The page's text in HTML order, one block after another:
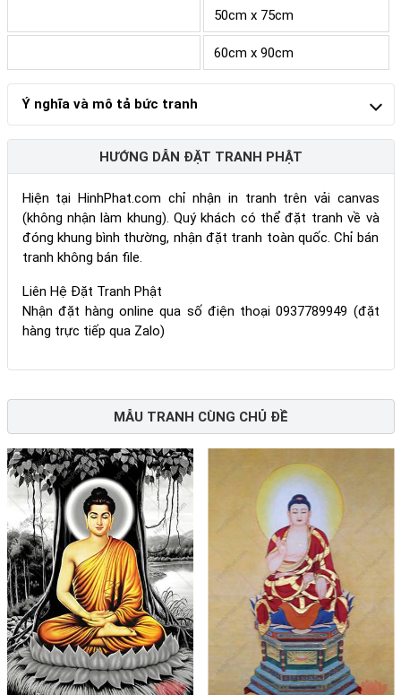
50cm x 75cm
60cm x 90cm
Ý nghĩa và mô tả bức tranh
HƯỚNG DẪN ĐẶT TRANH PHẬT
Hiện tại HinhPhat.com chỉ nhận in tranh trên vải canvas
(không nhận làm khung). Quý khách có thể đặt tranh về và
đóng khung bình thường, nhận đặt tranh toàn quốc. Chỉ bán
tranh không bán file.
Liên Hệ Đặt Tranh Phật
Nhận đặt hàng online qua số điện thoại 0937789949 (đặt
hàng trực tiếp qua Zalo)
MẪU TRANH CÙNG CHỦ ĐỀ